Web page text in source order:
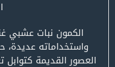
الكمون نبات عشبي
واستخداماته
العصور القديمة